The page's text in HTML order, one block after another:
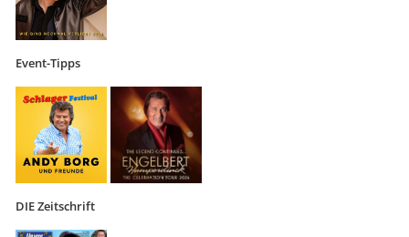
Event-Tipps
DIE Zeitschrift